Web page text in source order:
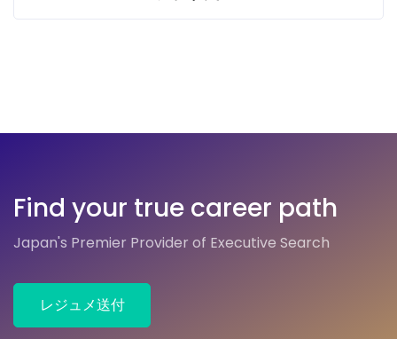
Find your true career path
Japan's Premier Provider of Executive Search
レジュメ送付